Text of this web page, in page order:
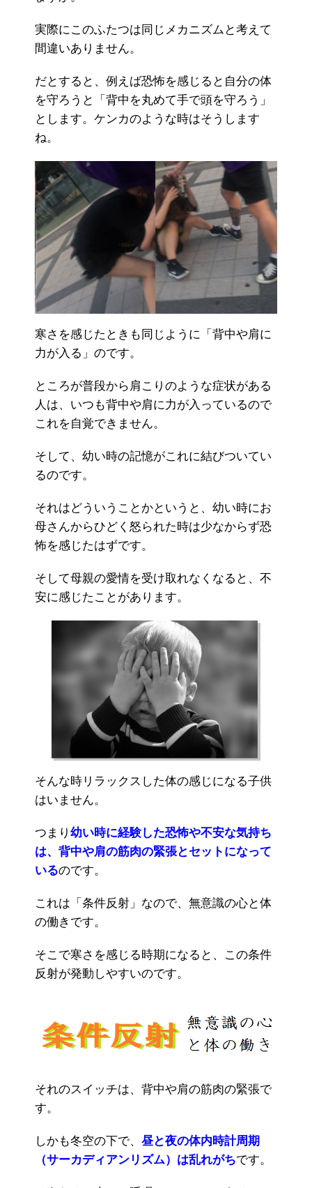
実際にこのふたつは同じメカニズムと考えて
間違いありません。
だとすると、例えば恐怖を感じると自分の体
を守ろうと「背中を丸めて手で頭を守ろう」
とします。ケンカのような時はそうします
ね。
寒さを感じたときも同じように「背中や肩に
力が入る」のです。
ところが普段から肩こりのような症状がある
人は、いつも背中や肩に力が入っているので
これを自覚できません。
そして、幼い時の記憶がこれに結びついてい
るのです。
それはどういうことかというと、幼い時にお
母さんからひどく怒られた時は少なからず恐
怖を感じたはずです。
そして母親の愛情を受け取れなくなると、不
安に感じたことがあります。
そんな時リラックスした体の感じになる子供
はいません。
つまり 幼い時に経験した恐怖や不安な気持ち
は、背中や肩の筋肉の緊張とセットになって
いるのです。
これは「条件反射」なので、無意識の心と体
の働きです。
そこで寒さを感じる時期になると、この条件
反射が発動しやすいのです。
それのスイッチは、背中や肩の筋肉の緊張で
す。
しかも冬空の下で、 昼と夜の体内時計周期
（サーカディアンリズム）は乱れがちです。